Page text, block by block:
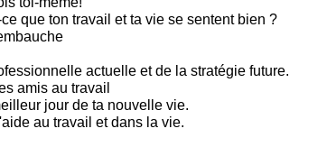
que ton travail et ta vie se sentent bien ?
actuelle et de la stratégie future.
amis au travail
jour de ta nouvelle vie.
au travail et dans la vie.